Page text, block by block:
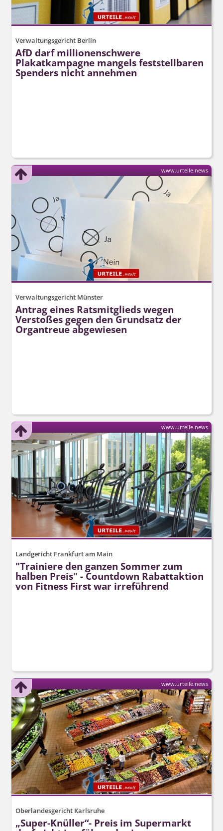
Verwaltungsgericht Berlin
AfD darf millionenschwere
Plakatkampagne mangels feststellbaren
Spenders nicht annehmen
Verwaltungsgericht Münster
Antrag eines Ratsmitglieds wegen
Verstoßes gegen den Grundsatz der
Organtreue abgewiesen
www.urteile.news
Landgericht Frankfurt am Main
"Trainiere den ganzen Sommer zum
halben Preis" - Countdown Rabattaktion
von Fitness First war irreführend
www.urteile.news
Oberlandesgericht Karlsruhe
„Super-Knüller“- Preis im Supermarkt
www.urteile.news